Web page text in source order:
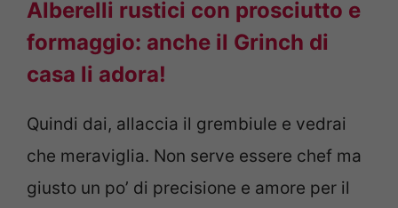
Alberelli rustici con prosciutto e
formaggio: anche il Grinch di
casa li adora!
Quindi dai, allaccia il grembiule e vedrai
che meraviglia. Non serve essere chef ma
giusto un po’ di precisione e amore per il